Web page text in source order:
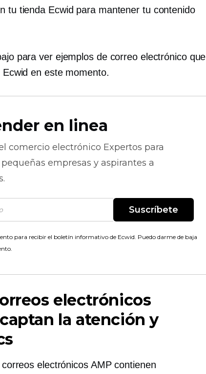
tu tienda Ecwid para mantener tu contenido
para ver ejemplos de correo electrónico que
en este momento.
en linea
comercio electrónico Expertos para
empresas y aspirantes a
Suscríbete
para recibir el boletín informativo de Ecwid. Puedo darme de baja
electrónicos
la atención y
electrónicos AMP contienen